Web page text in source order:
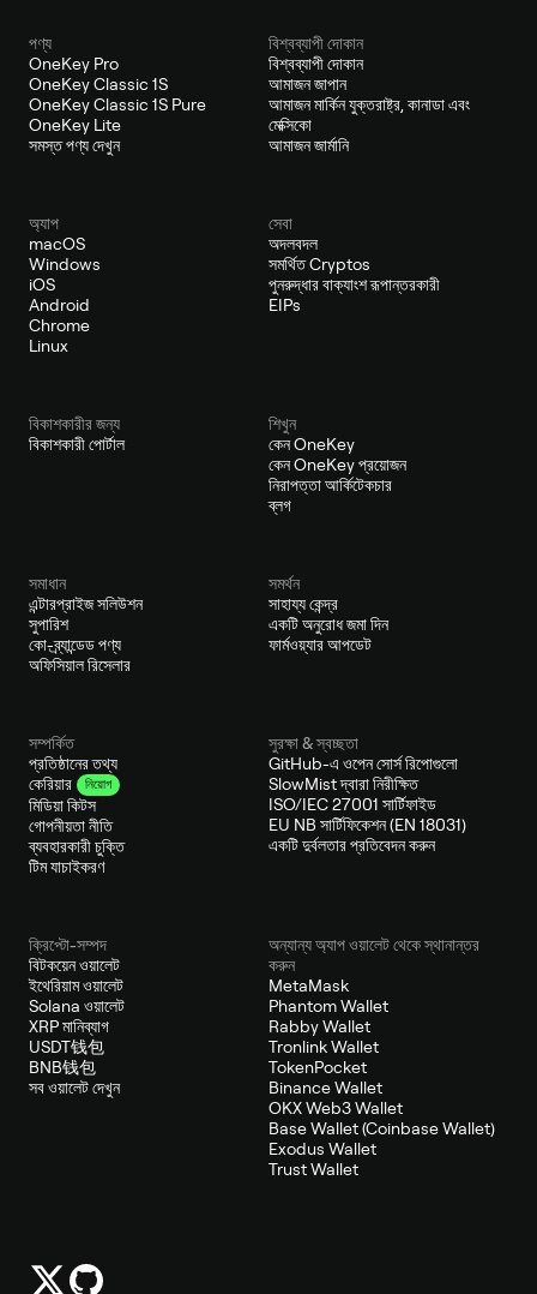
পণ্য
OneKey Pro
OneKey Classic 1S
OneKey Classic 1S Pure
OneKey Lite
সমস্ত পণ্য দেখুন
বিশ্বব্যাপী দোকান
বিশ্বব্যাপী দোকান
আমাজন জাপান
আমাজন মার্কিন যুক্তরাষ্ট্র, কানাডা এবং
মেক্সিকো
আমাজন জার্মানি
অ্যাপ
macOS
Windows
iOS
Android
Chrome
Linux
সেবা
অদলবদল
সমর্থিত Cryptos
পুনরুদ্ধার বাক্যাংশ রূপান্তরকারী
EIPs
বিকাশকারীর জন্য
বিকাশকারী পোর্টাল
শিখুন
কেন OneKey
কেন OneKey প্রয়োজন
নিরাপত্তা আর্কিটেকচার
ব্লগ
সমাধান
এন্টারপ্রাইজ সলিউশন
সুপারিশ
কো-ব্র্যান্ডেড পণ্য
অফিসিয়াল রিসেলার
সমর্থন
সাহায্য কেন্দ্র
একটি অনুরোধ জমা দিন
ফার্মওয়্যার আপডেট
সম্পর্কিত
প্রতিষ্ঠানের তথ্য
কেরিয়ার
নিয়োগ
মিডিয়া কিটস
গোপনীয়তা নীতি
ব্যবহারকারী চুক্তি
টিম যাচাইকরণ
সুরক্ষা & স্বচ্ছতা
GitHub-এ ওপেন সোর্স রিপোগুলো
SlowMist দ্বারা নিরীক্ষিত
ISO/IEC 27001 সার্টিফাইড
EU NB সার্টিফিকেশন (EN 18031)
একটি দুর্বলতার প্রতিবেদন করুন
ক্রিপ্টো-সম্পদ
বিটকয়েন ওয়ালেট
ইথেরিয়াম ওয়ালেট
Solana ওয়ালেট
XRP মানিব্যাগ
USDT钱包
BNB钱包
সব ওয়ালেট দেখুন
অন্যান্য অ্যাপ ওয়ালেট থেকে স্থানান্তর
করুন
MetaMask
Phantom Wallet
Rabby Wallet
Tronlink Wallet
TokenPocket
Binance Wallet
OKX Web3 Wallet
Base Wallet (Coinbase Wallet)
Exodus Wallet
Trust Wallet